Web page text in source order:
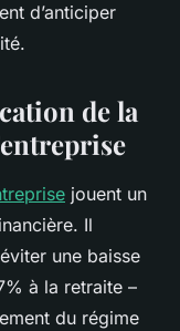
d’anticiper
de la
jouent un
Il
une baisse
à la retraite –
du régime